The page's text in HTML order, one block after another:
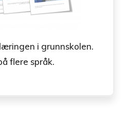
i grunnskolen.
flere språk.